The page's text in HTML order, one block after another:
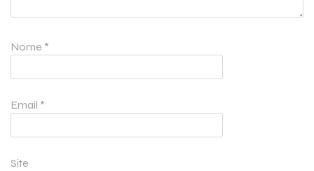
Nome *
Email *
Site